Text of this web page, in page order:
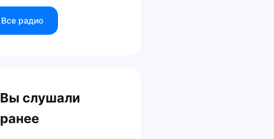
Все радио
Вы слушали
ранее